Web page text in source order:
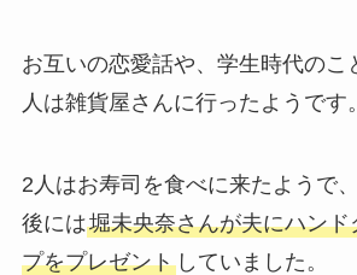
お互いの恋愛話や、学生時代のこ
人は雑貨屋さんに行ったようです。
2人はお寿司を食べに来たようで
後には堀未央奈さんが夫にハン
プをプレゼントしていました。